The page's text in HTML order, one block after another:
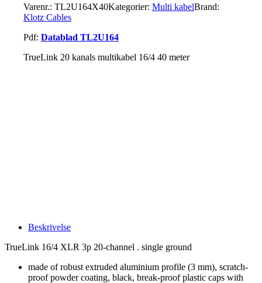
Varenr.: TL2U164X40Kategorier: Multi kabelBrand:
Klotz Cables
Pdf: Datablad TL2U164
TrueLink 20 kanals multikabel 16/4 40 meter
Beskrivelse
TrueLink 16/4 XLR 3p 20-channel . single ground
made of robust extruded aluminium profile (3 mm), scratch-
proof powder coating, black, break-proof plastic caps with